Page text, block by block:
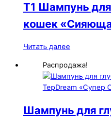
T1 Шампунь
кошек
Читать далее
Распродажа!
Шампунь для